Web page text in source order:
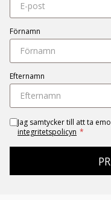
Förnamn
Efternamn
Jag samtycker till att ta
integritetspolicyn *